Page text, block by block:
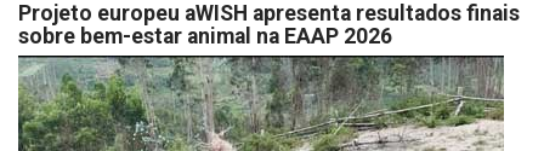
Projeto europeu aWISH apresenta resultados finais
sobre bem-estar animal na EAAP 2026